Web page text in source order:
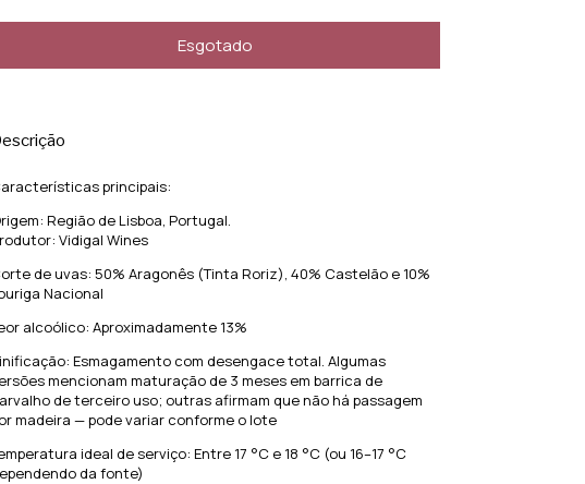
principais:
Região de Lisboa, Portugal.
Vidigal Wines
de uvas: 50% Aragonês (Tinta Roriz), 40% Castelão e 10%
Nacional
alcoólico: Aproximadamente 13%
Esmagamento com desengace total. Algumas
mencionam maturação de 3 meses em barrica de
de terceiro uso; outras afirmam que não há passagem
madeira — pode variar conforme o lote
ideal de serviço: Entre 17 °C e 18 °C (ou 16–17 °C
da fonte)